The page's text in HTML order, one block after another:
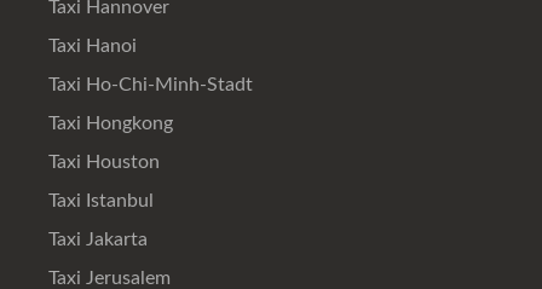
Taxi Hannover
Taxi Hanoi
Taxi Ho-Chi-Minh-Stadt
Taxi Hongkong
Taxi Houston
Taxi Istanbul
Taxi Jakarta
Taxi Jerusalem